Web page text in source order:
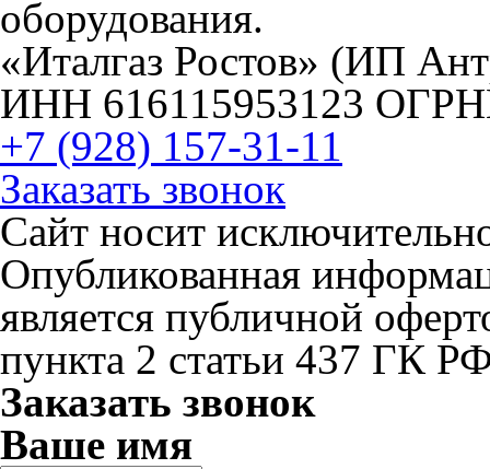
оборудования.
«Италгаз Ростов» (ИП
ИНН 616115953123
+7 (928) 157-31-11
Заказать звонок
Сайт носит
Опубликованная
является публичной
пункта 2 статьи 437 ГК
Заказать звонок
Ваше имя